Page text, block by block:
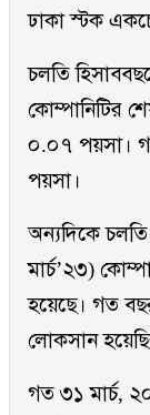
ঢাকা স্টক
চলতি
কোম্পানিটির
০.০৭ পয়সা।
পয়সা।
অন্যদিকে চলতি
মার্চ’২৩)
হয়েছে। গত
লোকসান
গত ৩১ মার্চ,